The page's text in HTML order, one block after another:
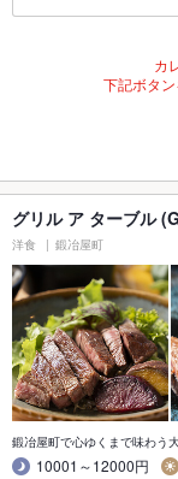
カ
下記ボタ
グリル ア ターブル
洋食 鍛冶屋町
鍛冶屋町で心ゆくまで味わう
10001～12000円